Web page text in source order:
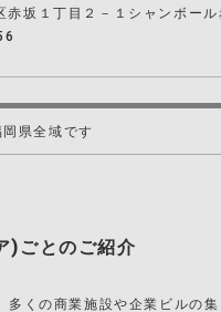
赤坂１丁目２－１シャンボー
県全域です
)ごとのご紹介
多くの商業施設や企業ビルの